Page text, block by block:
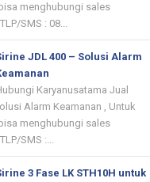
menghubungi sales
SMS : 08...
JDL 400 – Solusi Alarm
Karyanusatama Jual
Alarm Keamanan , Untuk
menghubungi sales
SMS :...
3 Fase LK STH10H untuk